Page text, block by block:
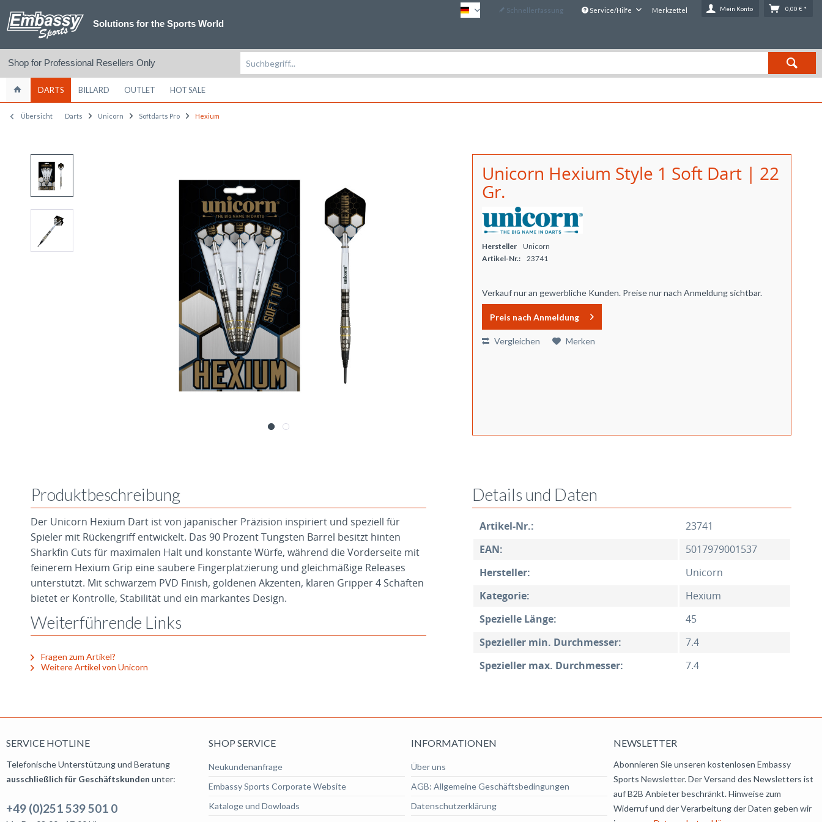
DE Schnellerfassung Service/Hilfe
Solutions for the Sports World
Merkzettel Mein Konto 0,00 € *
Shop for Professional Resellers Only
DARTS BILLARD OUTLET HOT SALE
Übersicht Darts Unicorn Softdarts Pro Hexium
Unicorn Hexium Style 1 Soft Dart | 22
Gr.
Hersteller
Unicorn
Artikel-Nr.:
23741
Verkauf nur an gewerbliche Kunden. Preise nur nach Anmeldung sichtbar.
Preis nach Anmeldung
Vergleichen Merken
Produktbeschreibung
Der Unicorn Hexium Dart ist von japanischer Präzision inspiriert und speziell für
Spieler mit Rückengriff entwickelt. Das 90 Prozent Tungsten Barrel besitzt hinten
Sharkfin Cuts für maximalen Halt und konstante Würfe, während die Vorderseite mit
feinerem Hexium Grip eine saubere Fingerplatzierung und gleichmäßige Releases
unterstützt. Mit schwarzem PVD Finish, goldenen Akzenten, klaren Gripper 4 Schäften
bietet er Kontrolle, Stabilität und ein markantes Design.
Weiterführende Links
Fragen zum Artikel?
Weitere Artikel von Unicorn
Details und Daten
Artikel-Nr.:
23741
EAN:
5017979001537
Hersteller:
Unicorn
Kategorie:
Hexium
Spezielle Länge:
45
Spezieller min. Durchmesser:
7.4
Spezieller max. Durchmesser:
7.4
SERVICE HOTLINE
Telefonische Unterstützung und Beratung
ausschließlich für Geschäftskunden unter:
+49 (0)251 539 501 0
SHOP SERVICE
Neukundenanfrage
Embassy Sports Corporate Website
Kataloge und Dowloads
INFORMATIONEN
Über uns
AGB: Allgemeine Geschäftsbedingungen
Datenschutzerklärung
NEWSLETTER
Abonnieren Sie unseren kostenlosen Embassy
Sports Newsletter. Der Versand des Newsletters ist
auf B2B Anbieter beschränkt. Hinweise zum
Widerruf und der Verarbeitung der Daten geben wir